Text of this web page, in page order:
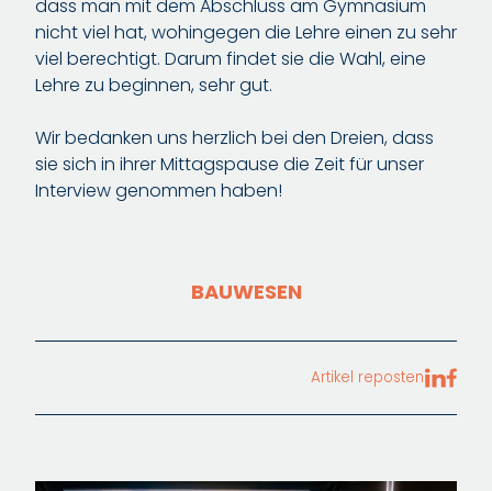
dass man mit dem Abschluss am Gymnasium
nicht viel hat, wohingegen die Lehre einen zu sehr
viel berechtigt. Darum findet sie die Wahl, eine
Lehre zu beginnen, sehr gut.
Wir bedanken uns herzlich bei den Dreien, dass
sie sich in ihrer Mittagspause die Zeit für unser
Interview genommen haben!
BAUWESEN
Artikel reposten